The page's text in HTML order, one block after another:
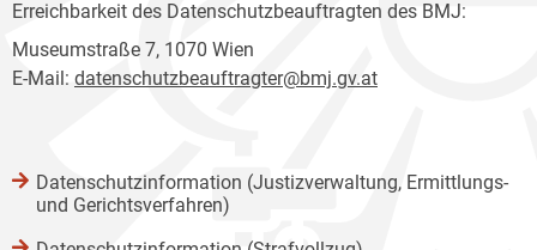
Erreichbarkeit des Datenschutzbeauftragten des BMJ:
Museumstraße 7, 1070 Wien
E-Mail: datenschutzbeauftragter@bmj.gv.at
Datenschutzinformation (Justizverwaltung, Ermittlungs-
und Gerichtsverfahren)